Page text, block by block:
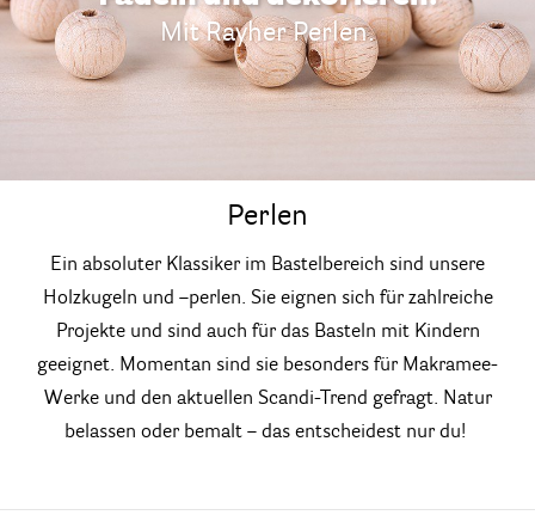
Mit Rayher Perlen.
Perlen
Ein absoluter Klassiker im Bastelbereich sind unsere
Holzkugeln und –perlen. Sie eignen sich für zahlreiche
Projekte und sind auch für das Basteln mit Kindern
geeignet. Momentan sind sie besonders für Makramee-
Werke und den aktuellen Scandi-Trend gefragt. Natur
belassen oder bemalt – das entscheidest nur du!